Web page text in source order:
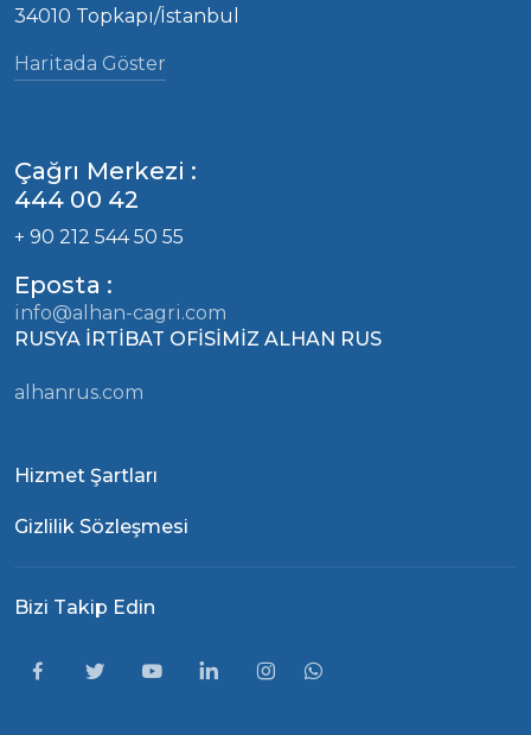
34010 Topkapı/İstanbul
Haritada Göster
Çağrı Merkezi :
444 00 42
+ 90 212 544 50 55
Eposta :
info@alhan-cagri.com
RUSYA İRTİBAT OFİSİMİZ ALHAN RUS
alhanrus.com
Hizmet Şartları
Gizlilik Sözleşmesi
Bizi Takip Edin